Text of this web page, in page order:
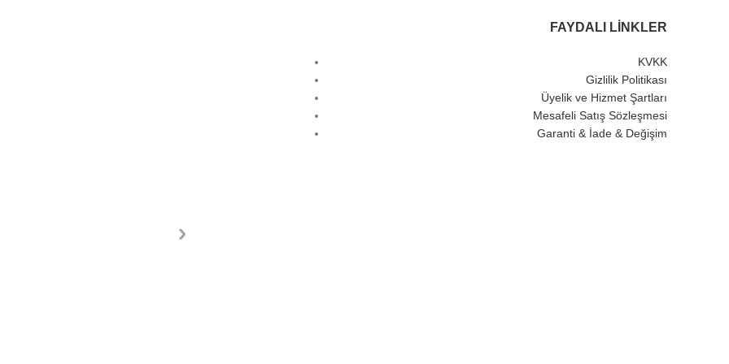
FAYDALI LINKLER
KVKK
Gizlilik Politikası
Üyelik ve Hizmet Şartları
Mesafeli Satış Sözleşmesi
Garanti & İade & Değişim